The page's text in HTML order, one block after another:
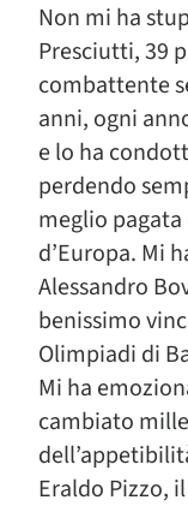
Non mi ha
Presciutti, 39
combattente
anni, ogni
e lo ha
perdendo
meglio
d’Europa. Mi
Alessandro
benissimo
Olimpiadi di
Mi ha
cambiato
Eraldo Pizzo,